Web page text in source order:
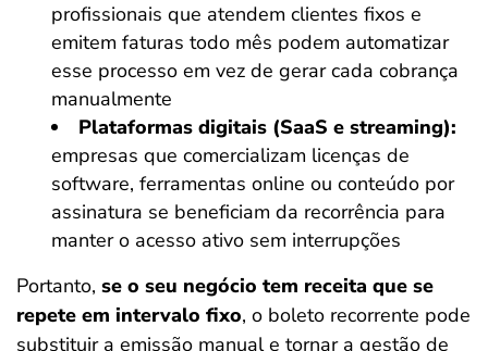
profissionais que atendem clientes fixos e
emitem faturas todo mês podem automatizar
esse processo em vez de gerar cada cobrança
manualmente
Plataformas digitais (SaaS e streaming):
empresas que comercializam licenças de
software, ferramentas online ou conteúdo por
assinatura se beneficiam da recorrência para
manter o acesso ativo sem interrupções
Portanto, se o seu negócio tem receita que se
repete em intervalo fixo, o boleto recorrente pode
substituir a emissão manual e tornar a gestão de